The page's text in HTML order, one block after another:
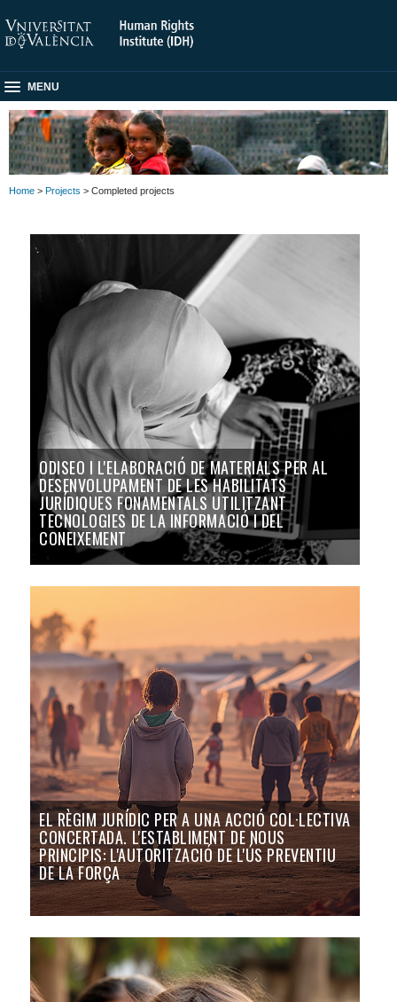
MENU
Home > Projects > Completed projects
ODISEO I L'ELABORACIÓ DE MATERIALS PER AL
DESENVOLUPAMENT DE LES HABILITATS
JURÍDIQUES FONAMENTALS UTILITZANT
TECNOLOGIES DE LA INFORMACIÓ I DEL
CONEIXEMENT
EL RÈGIM JURÍDIC PER A UNA ACCIÓ COL·LECTIVA
CONCERTADA. L'ESTABLIMENT DE NOUS
PRINCIPIS: L'AUTORITZACIÓ DE L'ÚS PREVENTIU
DE LA FORÇA